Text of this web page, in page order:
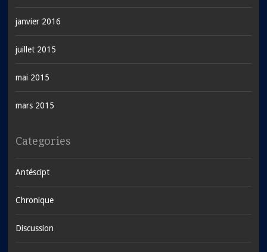
janvier 2016
juillet 2015
mai 2015
mars 2015
Categories
Antéscipt
Chronique
Discussion